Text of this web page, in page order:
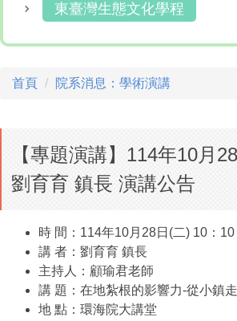
東臺灣生態文化學程
首頁 院系消息：學術演講
【專題演講】114年10月
劉育育 鎮長 演講公告
時 間：114年10月28日(二) 10：
講 者：劉育育 鎮長
主持人：顧瑜君老師
講 題：在地紮根的影響力-從小鎮
地 點：環海院大講堂